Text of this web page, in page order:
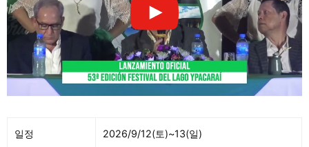
일정 2026/9/12(토)~13(일)